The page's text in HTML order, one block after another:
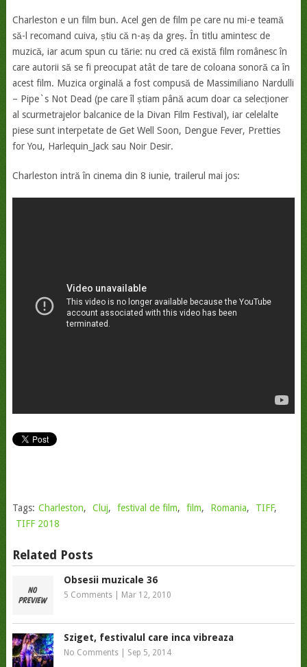
Charleston e un film bun. Acel gen de film pe care nu mi-e teamă
să-l recomand cuiva, știu că n-aș da greș. În titlu amintesc de
muzică, iar acum spun cu tărie: nu cred că există film românesc în
care autorii să se fi preocupat atât de tare de coloana sonoră ca în
acest film. Muzica orginală a fost compusă de Massimiliano Nardulli
– Pipe`s Not Dead (pe care îl știam până acum doar ca selecționer
al scurmetrajelor balcanice de la Divan Film Festival), iar celelalte
piese sunt interpetate de Get Well Soon, Dengue Fever, Pretties
for You, Harlequin_Jack sau Noir Desir.
Charleston intră în cinema din 8 iunie, trailerul mai jos:
Tags: Charleston, Cluj, festival de film, film, Romania, TIFF,
TIFF 2018
Related Posts
Obsesii muzicale 36
5 Comments| Mar 12, 2010
Sziget, festivalul care inca vibreaza
No Comments| Sep 5, 2014